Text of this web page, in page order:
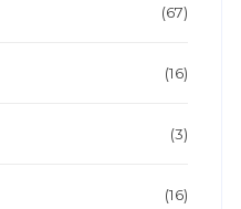
(67)
(16)
(3)
(16)